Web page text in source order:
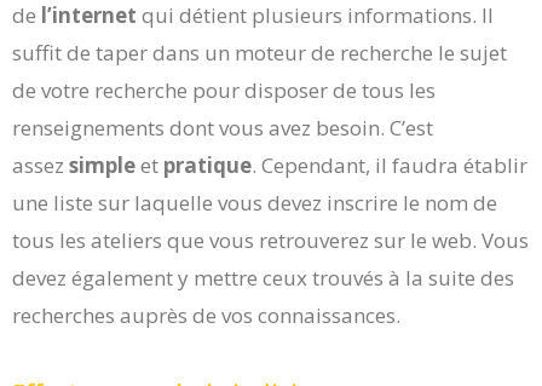
de l’internet qui détient plusieurs informations. Il
suffit de taper dans un moteur de recherche le sujet
de votre recherche pour disposer de tous les
renseignements dont vous avez besoin. C’est
assez simpleet pratique. Cependant, il faudra établir
une liste sur laquelle vous devez inscrire le nom de
tous les ateliers que vous retrouverez sur le web. Vous
devez également y mettre ceux trouvés à la suite des
recherches auprès de vos connaissances.